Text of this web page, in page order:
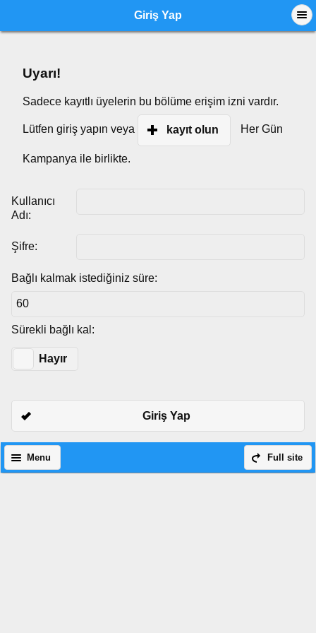
Giriş Yap
Uyarı!
Sadece kayıtlı üyelerin bu bölüme erişim izni vardır.
Lütfen giriş yapın veya kayıt olun Her Gün
Kampanya ile birlikte.
Kullanıcı
Adı:
Şifre:
Bağlı kalmak istediğiniz süre:
Sürekli bağlı kal:
Hayır
Giriş Yap
Full site
Menu